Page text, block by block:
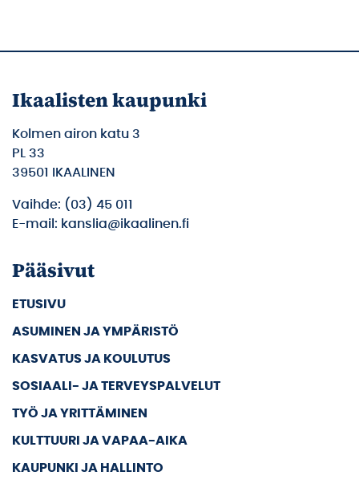
Ikaalisten kaupunki
Kolmen airon katu 3
PL 33
39501 IKAALINEN
Vaihde: (03) 45 011
E-mail: kanslia@ikaalinen.fi
Pääsivut
ETUSIVU
ASUMINEN JA YMPÄRISTÖ
KASVATUS JA KOULUTUS
SOSIAALI- JA TERVEYSPALVELUT
TYÖ JA YRITTÄMINEN
KULTTUURI JA VAPAA-AIKA
KAUPUNKI JA HALLINTO